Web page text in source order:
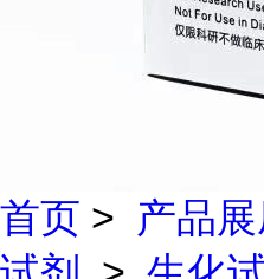
首页 > 产品